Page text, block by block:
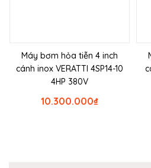
Máy bơm hỏa tiễn 4 inch
cánh inox VERATTI 4SP14-10
4HP 380V
₫
10.300.000